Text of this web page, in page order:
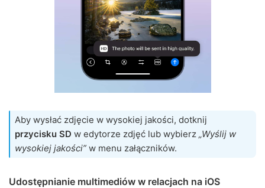
Aby wysłać zdjęcie w wysokiej jakości, dotknij
przycisku SD w edytorze zdjęć lub wybierz „Wyślij w
wysokiej jakości” w menu załączników.
Udostępnianie multimediów w relacjach na iOS